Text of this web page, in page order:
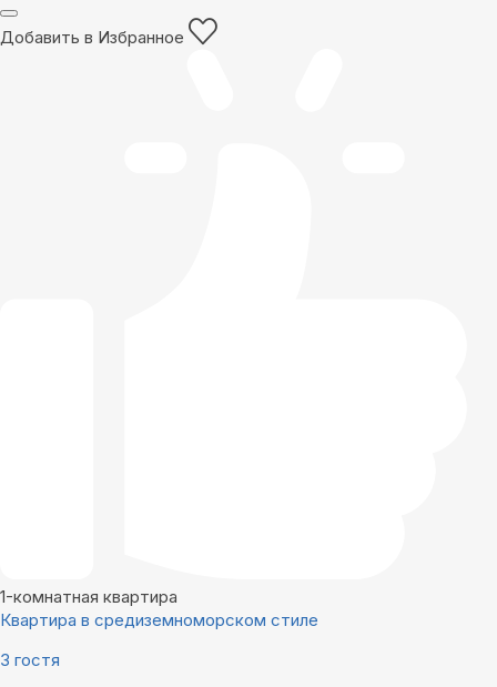
Добавить в Избранное
1-комнатная квартира
Квартира в средиземноморском стиле
3 гостя